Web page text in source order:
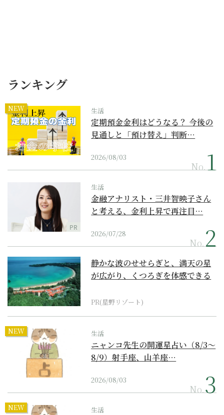
ランキング
NEW 生活
定期預金金利はどうなる？ 今後の
見通しと「預け替え」判断…
2026/08/03
No.
PR
生活
金融アナリスト・三井智映子さん
と考える、金利上昇で再注目…
2026/07/28
No.
静かな波のせせらぎと、満天の星
が広がり、くつろぎを体感できる
PR(星野リゾート)
NEW 生活
ニャンコ先生の開運星占い（8/3～
8/9）射手座、山羊座…
2026/08/03
No.
NEW 生活